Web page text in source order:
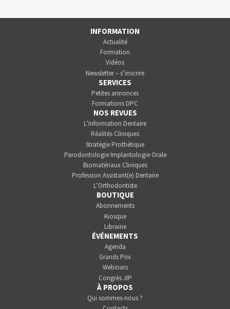
INFORMATION
Actualité
Formation
Vidéos
Newsletter – s’inscrire
SERVICES
Petites annonces
Formations DPC
NOS REVUES
L’Information Dentaire
Réalités Cliniques
Stratégie Prothétique
Parodontologie Implantologie Orale
Biomatériaux Cliniques
Profession Assistant(e) Dentaire
L’Orthodontiste
BOUTIQUE
Abonnements
Kiosque
Librairie
ÉVÉNEMENTS
Agenda
Grands Prix
Webinars
Congrès JIP
À PROPOS
Qui sommes-nous ?